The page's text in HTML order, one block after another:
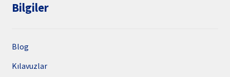
Bilgiler
Blog
Kılavuzlar